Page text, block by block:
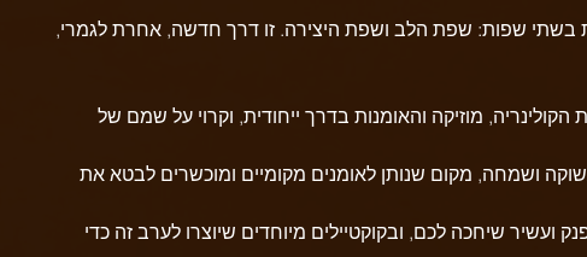
בשתי שפות: שפת הלב ושפת היצירה. זו דרך חדשה, אחרת לגמרי,
מוזיקה והאומנות בדרך ייחודית, וקרוי על שמם של
ושמחה, מקום שנותן לאומנים מקומיים ומוכשרים לבטא את
שיחכה לכם, ובקוקטיילים מיוחדים שיוצרו לערב זה כדי